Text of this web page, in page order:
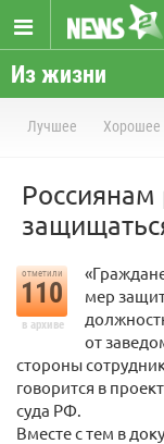
Из жизни
Лучшее Хорошее
отметили
110
в архиве
мер
от
стороны
говорится в
суда РФ.
Вместе с тем в